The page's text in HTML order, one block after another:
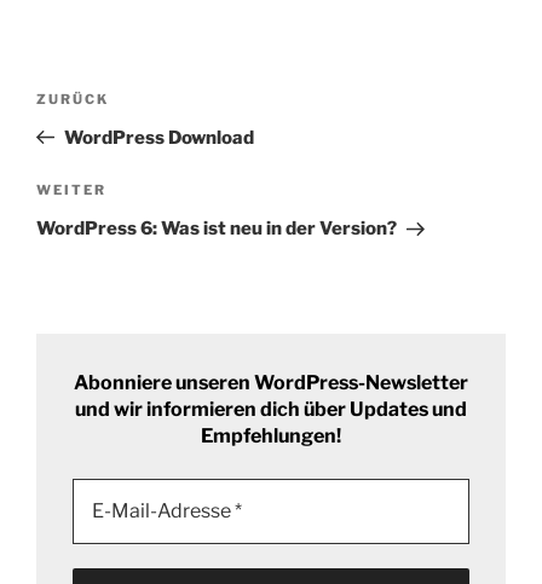
Beitrags-
Vorheriger
Beitrag
ZURÜCK
WordPress Download
Nächster
Beitrag
WEITER
WordPress 6: Was ist neu in der Version?
Abonniere unseren WordPress-Newsletter
und wir informieren dich über Updates und
Empfehlungen!